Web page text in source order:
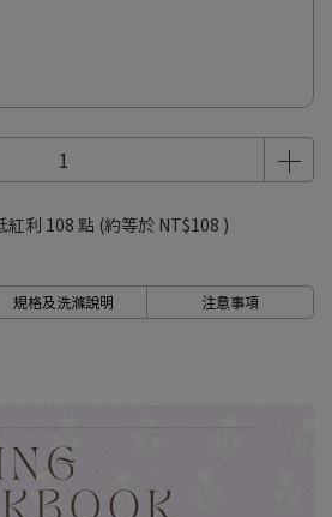
紅利 108 點 (約等於 NT$108 )
規格及洗滌說明 注意事項